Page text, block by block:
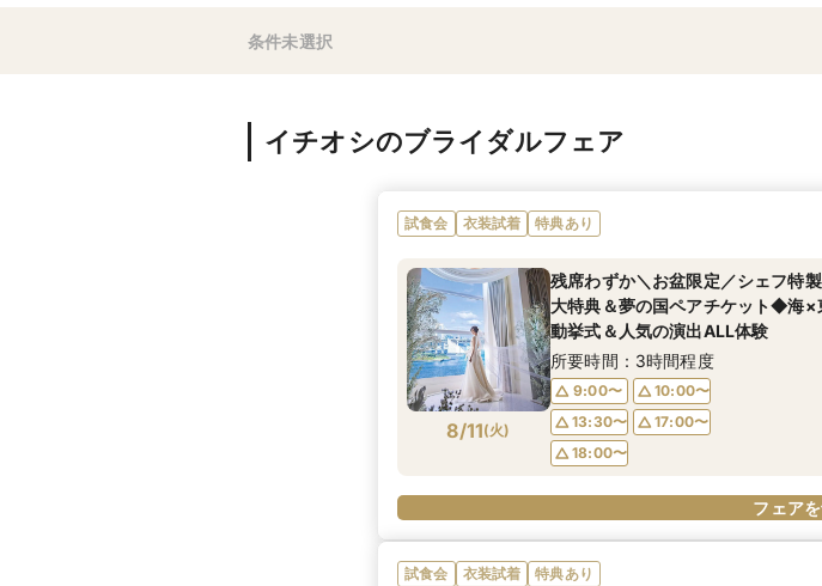
条件未選択
イチオシのブライダルフェア
試食会 衣装試着 特典あり
8/11(火)
残席わずか＼お盆限定／シェフ特
大特典＆夢の国ペアチケット◆海
動挙式＆人気の演出ALL体験
所要時間：3時間程度
9:00〜
10:00〜
13:30〜
17:00〜
18:00〜
フェア
試食会 衣装試着 特典あり